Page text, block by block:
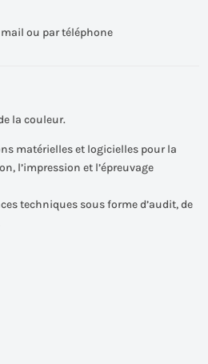
ou par téléphone
la couleur.
matérielles et logicielles pour la
l’impression et l’épreuvage
techniques sous forme d’audit, de